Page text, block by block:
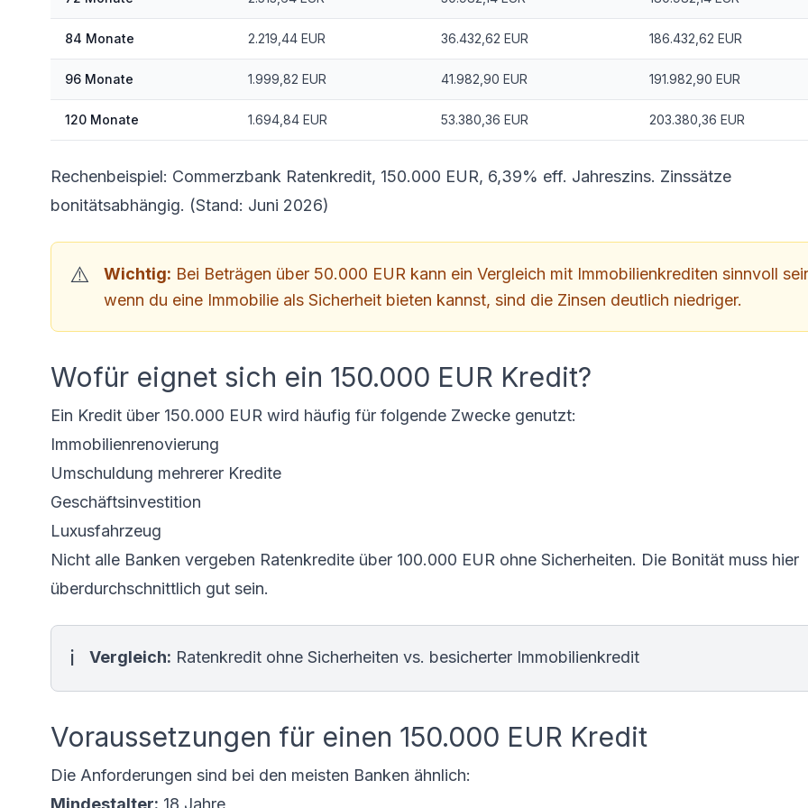
84 Monate 2.219,44 EUR 36.432,62 EUR 186.432,62 EUR
96 Monate 1.999,82 EUR 41.982,90 EUR 191.982,90 EUR
120 Monate 1.694,84 EUR 53.380,36 EUR 203.380,36 EUR
Rechenbeispiel: Commerzbank Ratenkredit, 150.000 EUR, 6,39% eff. Jahreszins. Zinssätze
bonitätsabhängig. (Stand: Juni 2026)
Wichtig: Bei Beträgen über 50.000 EUR kann ein Vergleich mit Immobilienkrediten sinnvoll
wenn du eine Immobilie als Sicherheit bieten kannst, sind die Zinsen deutlich niedriger.
Wofür eignet sich ein 150.000 EUR Kredit?
Ein Kredit über 150.000 EUR wird häufig für folgende Zwecke genutzt:
Immobilienrenovierung
Umschuldung mehrerer Kredite
Geschäftsinvestition
Luxusfahrzeug
Nicht alle Banken vergeben Ratenkredite über 100.000 EUR ohne Sicherheiten. Die Bonität muss hier
überdurchschnittlich gut sein.
Vergleich: Ratenkredit ohne Sicherheiten vs. besicherter Immobilienkredit
Voraussetzungen für einen 150.000 EUR Kredit
Die Anforderungen sind bei den meisten Banken ähnlich:
Mindestalter: 18 Jahre